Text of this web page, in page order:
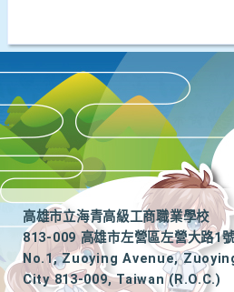
高雄市立海青高級工商職業學校
813-009 高雄市左營區左營大路1
No.1, Zuoying Avenue,
City 813-009, Taiwan (R.O.C.)